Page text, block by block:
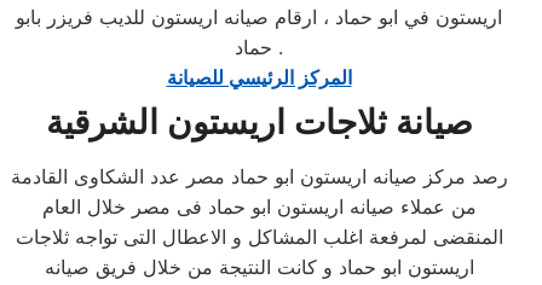
اريستون في ابو حماد ، ارقام صيانه اريستون للديب فريزر بابو
حماد .
المركز الرئيسي للصيانة
صيانة ثلاجات اريستون الشرقية
رصد مركز صيانه اريستون ابو حماد مصر عدد الشكاوى القادمة
من عملاء صيانه اريستون ابو حماد فى مصر خلال العام
المنقضى لمرفعة اغلب المشاكل و الاعطال التى تواجه ثلاجات
اريستون ابو حماد و كانت النتيجة من خلال فريق صيانه